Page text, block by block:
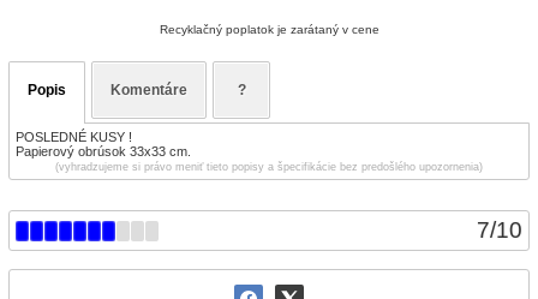
7/10
Recyklačný poplatok je zarátaný v cene
Popis Komentáre ?
POSLEDNÉ KUSY !
Papierový obrúsok 33x33 cm.
(vyhradzujeme si právo meniť tieto popisy a špecifikácie bez predošlého upozornenia)